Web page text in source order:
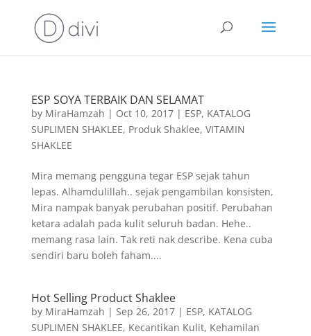
ESP SOYA TERBAIK DAN SELAMAT
by MiraHamzah | Oct 10, 2017| ESP, KATALOG
SUPLIMEN SHAKLEE, Produk Shaklee, VITAMIN
SHAKLEE
Mira memang pengguna tegar ESP sejak tahun
lepas. Alhamdulillah.. sejak pengambilan konsisten,
Mira nampak banyak perubahan positif. Perubahan
ketara adalah pada kulit seluruh badan. Hehe..
memang rasa lain. Tak reti nak describe. Kena cuba
sendiri baru boleh faham....
Hot Selling Product Shaklee
by MiraHamzah | Sep 26, 2017| ESP, KATALOG
SUPLIMEN SHAKLEE, Kecantikan Kulit, Kehamilan